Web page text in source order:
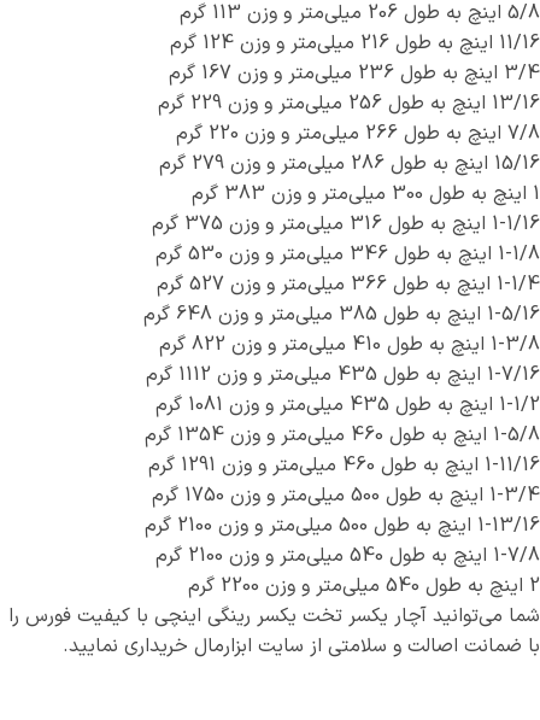
5/8 اینچ به طول 206 میلی‌متر و وزن 113 گرم
11/16 اینچ به طول 216 میلی‌متر و وزن 124 گرم
3/4 اینچ به طول 236 میلی‌متر و وزن 167 گرم
13/16 اینچ به طول 256 میلی‌متر و وزن 229 گرم
7/8 اینچ به طول 266 میلی‌متر و وزن 220 گرم
15/16 اینچ به طول 286 میلی‌متر و وزن 279 گرم
1 اینچ به طول 300 میلی‌متر و وزن 383 گرم
1-1/16 اینچ به طول 316 میلی‌متر و وزن 375 گرم
1-1/8 اینچ به طول 346 میلی‌متر و وزن 530 گرم
1-1/4 اینچ به طول 366 میلی‌متر و وزن 527 گرم
1-5/16 اینچ به طول 385 میلی‌متر و وزن 648 گرم
1-3/8 اینچ به طول 410 میلی‌متر و وزن 822 گرم
1-7/16 اینچ به طول 435 میلی‌متر و وزن 1112 گرم
1-1/2 اینچ به طول 435 میلی‌متر و وزن 1081 گرم
1-5/8 اینچ به طول 460 میلی‌متر و وزن 1354 گرم
1-11/16 اینچ به طول 460 میلی‌متر و وزن 1291 گرم
1-3/4 اینچ به طول 500 میلی‌متر و وزن 1750 گرم
1-13/16 اینچ به طول 500 میلی‌متر و وزن 2100 گرم
1-7/8 اینچ به طول 540 میلی‌متر و وزن 2100 گرم
2 اینچ به طول 540 میلی‌متر و وزن 2200 گرم
شما می‌توانید آچار یکسر تخت یکسر رینگی اینچی با کیفیت فورس را
با ضمانت اصالت و سلامتی از سایت ابزارمال خریداری نمایید.